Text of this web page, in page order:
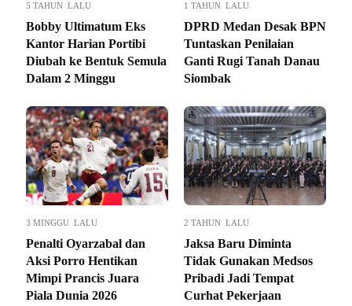
5 TAHUN LALU
Bobby Ultimatum Eks
Kantor Harian Portibi
Diubah ke Bentuk Semula
Dalam 2 Minggu
1 TAHUN LALU
DPRD Medan Desak BPN
Tuntaskan Penilaian
Ganti Rugi Tanah Danau
Siombak
3 MINGGU LALU
Penalti Oyarzabal dan
Aksi Porro Hentikan
Mimpi Prancis Juara
Piala Dunia 2026
2 TAHUN LALU
Jaksa Baru Diminta
Tidak Gunakan Medsos
Pribadi Jadi Tempat
Curhat Pekerjaan